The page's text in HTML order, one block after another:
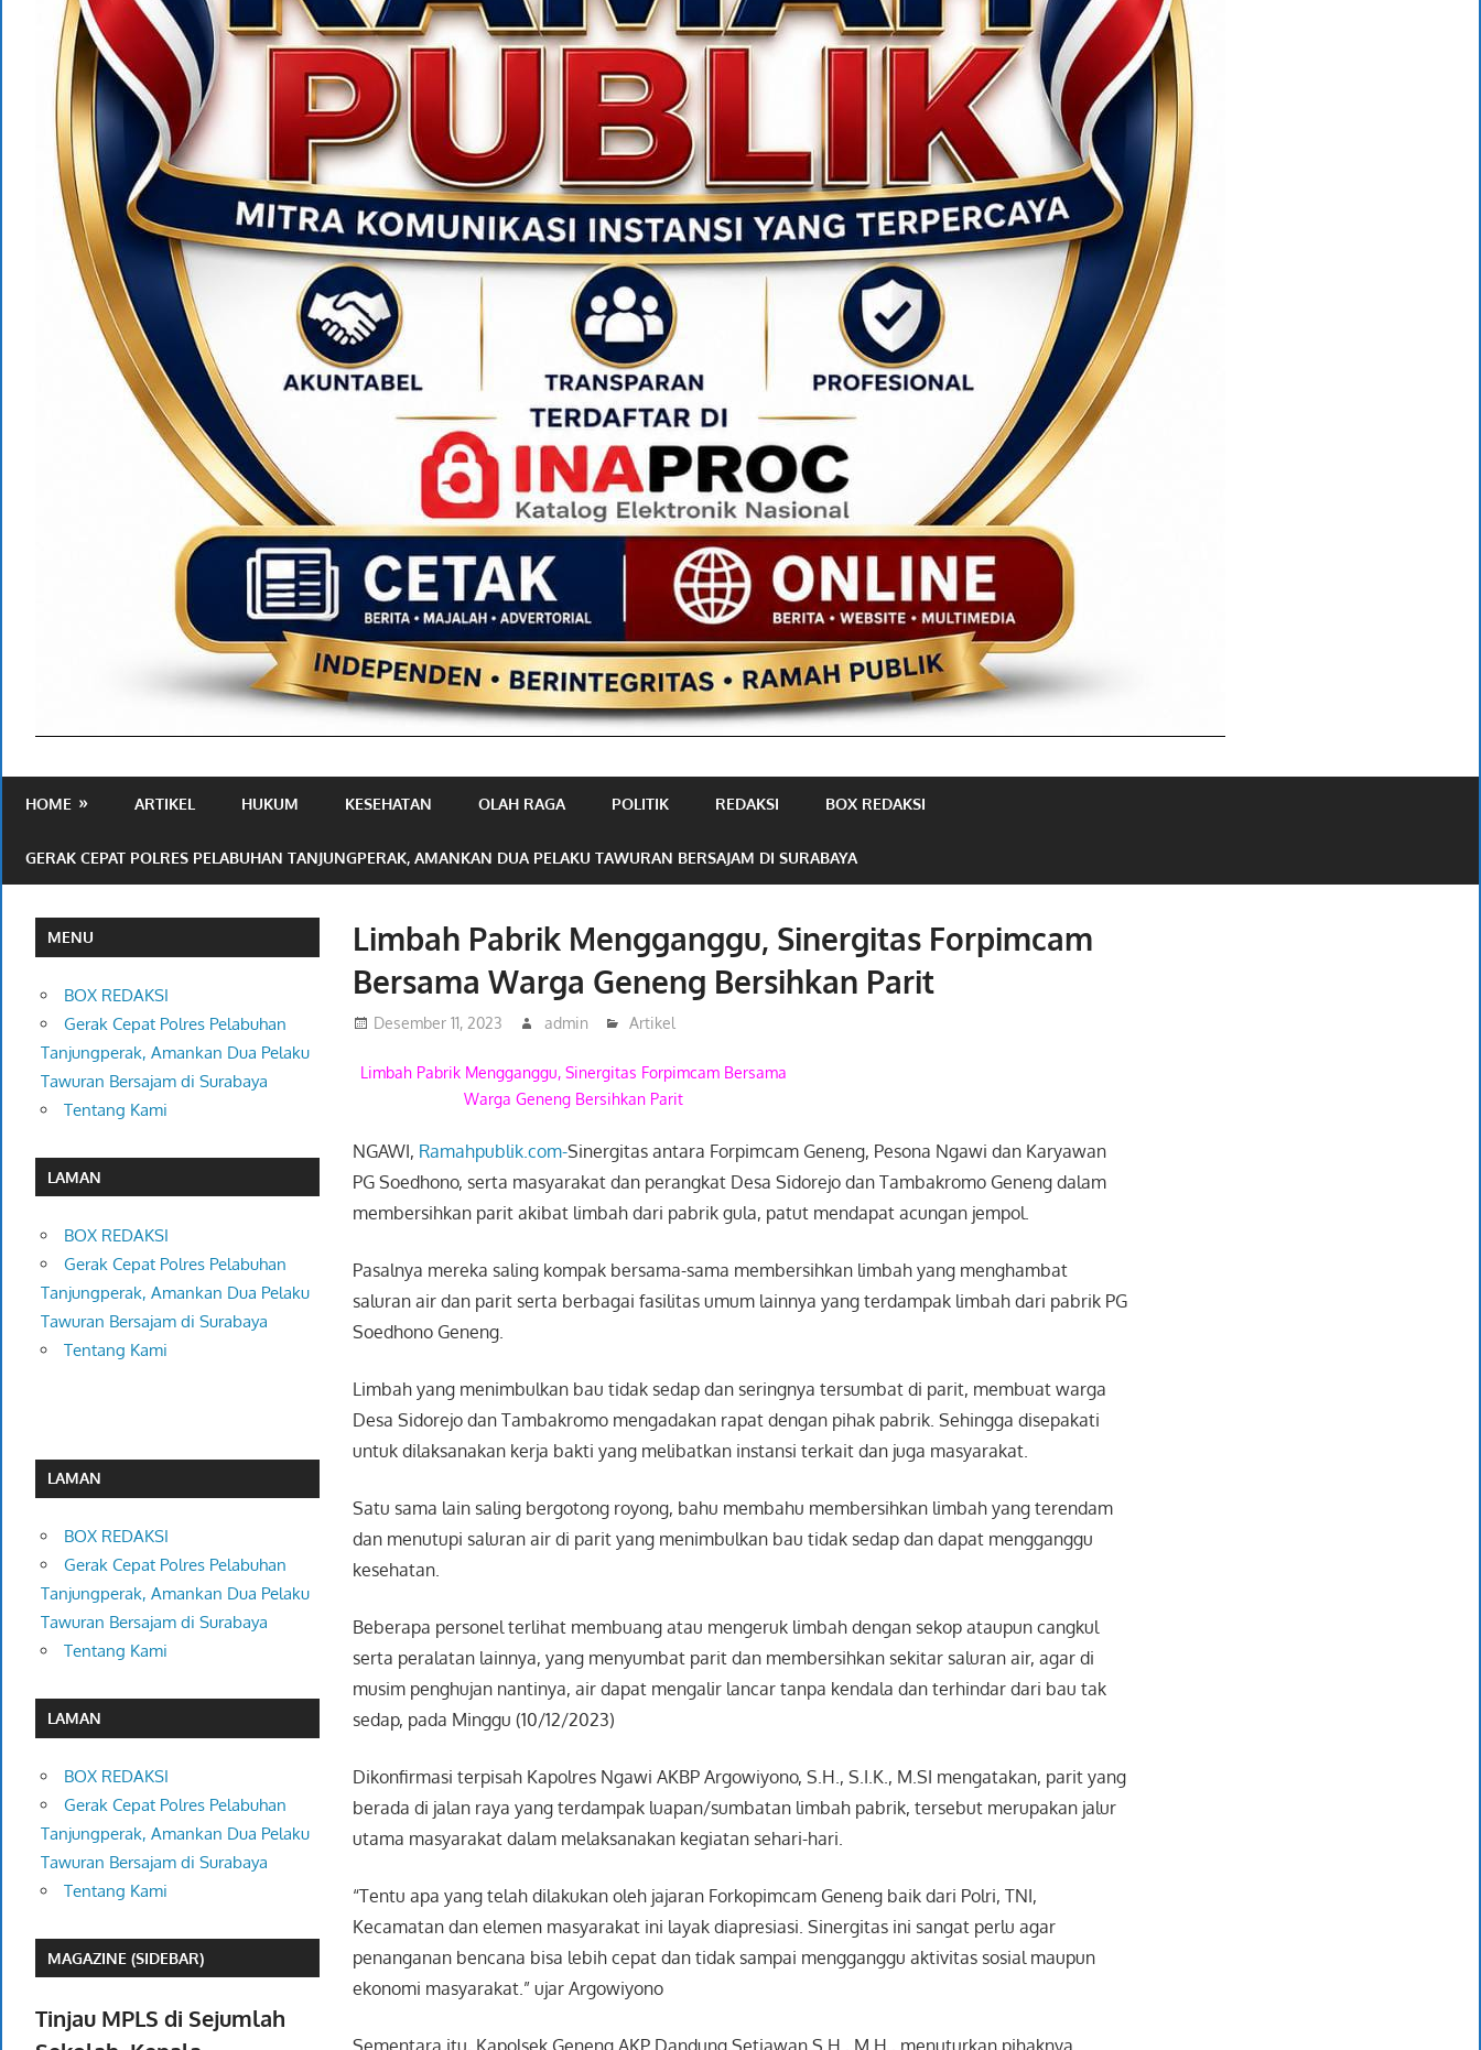
Publik
HOME ARTIKEL HUKUM KESEHATAN OLAH RAGA POLITIK REDAKSI BOX REDAKSI
GERAK CEPAT POLRES PELABUHAN TANJUNGPERAK, AMANKAN DUA PELAKU TAWURAN BERSAJAM DI SURABAYA
Limbah Pabrik Mengganggu, Sinergitas Forpimcam
Bersama Warga Geneng Bersihkan Parit
Desember 11, 2023 admin Artikel
Limbah Pabrik Mengganggu, Sinergitas Forpimcam Bersama
Warga Geneng Bersihkan Parit
NGAWI, Ramahpublik.com-Sinergitas antara Forpimcam Geneng, Pesona Ngawi dan Karyawan
PG Soedhono, serta masyarakat dan perangkat Desa Sidorejo dan Tambakromo Geneng dalam
membersihkan parit akibat limbah dari pabrik gula, patut mendapat acungan jempol.
Pasalnya mereka saling kompak bersama-sama membersihkan limbah yang menghambat
saluran air dan parit serta berbagai fasilitas umum lainnya yang terdampak limbah dari pabrik PG
Soedhono Geneng.
Limbah yang menimbulkan bau tidak sedap dan seringnya tersumbat di parit, membuat warga
Desa Sidorejo dan Tambakromo mengadakan rapat dengan pihak pabrik. Sehingga disepakati
untuk dilaksanakan kerja bakti yang melibatkan instansi terkait dan juga masyarakat.
Satu sama lain saling bergotong royong, bahu membahu membersihkan limbah yang terendam
dan menutupi saluran air di parit yang menimbulkan bau tidak sedap dan dapat mengganggu
kesehatan.
Beberapa personel terlihat membuang atau mengeruk limbah dengan sekop ataupun cangkul
serta peralatan lainnya, yang menyumbat parit dan membersihkan sekitar saluran air, agar di
musim penghujan nantinya, air dapat mengalir lancar tanpa kendala dan terhindar dari bau tak
sedap, pada Minggu (10/12/2023)
Dikonfirmasi terpisah Kapolres Ngawi AKBP Argowiyono, S.H., S.I.K., M.SI mengatakan, parit yang
berada di jalan raya yang terdampak luapan/sumbatan limbah pabrik, tersebut merupakan jalur
utama masyarakat dalam melaksanakan kegiatan sehari-hari.
“Tentu apa yang telah dilakukan oleh jajaran Forkopimcam Geneng baik dari Polri, TNI,
Kecamatan dan elemen masyarakat ini layak diapresiasi. Sinergitas ini sangat perlu agar
penanganan bencana bisa lebih cepat dan tidak sampai mengganggu aktivitas sosial maupun
ekonomi masyarakat.” ujar Argowiyono
Sementara itu, Kapolsek Geneng AKP Dandung Setiawan S.H., M.H., menuturkan pihaknya
MENU
BOX REDAKSI
Gerak Cepat Polres Pelabuhan
Tanjungperak, Amankan Dua Pelaku
Tawuran Bersajam di Surabaya
Tentang Kami
LAMAN
BOX REDAKSI
Gerak Cepat Polres Pelabuhan
Tanjungperak, Amankan Dua Pelaku
Tawuran Bersajam di Surabaya
Tentang Kami
LAMAN
BOX REDAKSI
Gerak Cepat Polres Pelabuhan
Tanjungperak, Amankan Dua Pelaku
Tawuran Bersajam di Surabaya
Tentang Kami
LAMAN
BOX REDAKSI
Gerak Cepat Polres Pelabuhan
Tanjungperak, Amankan Dua Pelaku
Tawuran Bersajam di Surabaya
Tentang Kami
MAGAZINE (SIDEBAR)
Tinjau MPLS di Sejumlah